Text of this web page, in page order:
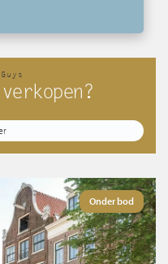
Onder bod